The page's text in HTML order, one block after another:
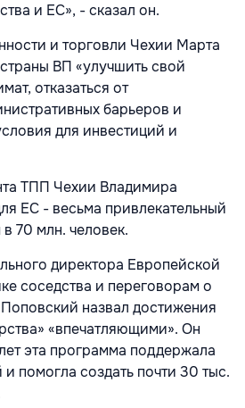
и ЕС», - сказал он.
и торговли Чехии Марта
ВП «улучшить свой
отказаться от
барьеров и
для инвестиций и
ТПП Чехии Владимира
ЕС - весьма привлекательный
70 млн. человек.
директора Европейской
соседства и переговорам о
назвал достижения
«впечатляющими». Он
эта программа поддержала
помогла создать почти 30 тыс.